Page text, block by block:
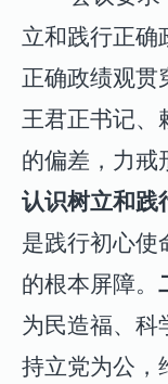
立和践行正确
正确政绩观贯
王君正书记、
的偏差，力戒
认识树立和践
是践行初心使
的根本屏障。
为民造福、科
持立党为公，